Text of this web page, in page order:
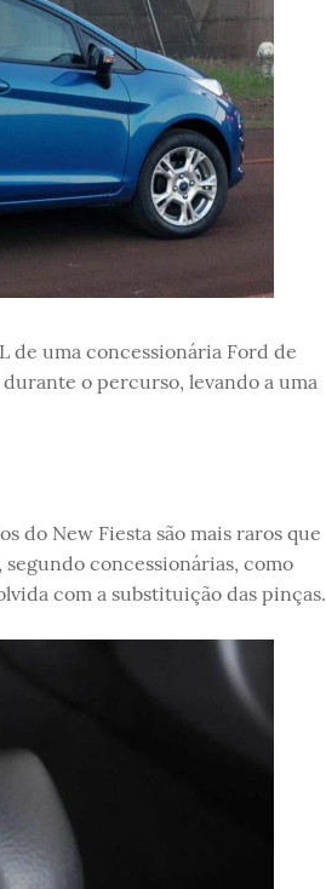
de uma concessionária Ford de
o percurso, levando a uma
do New Fiesta são mais raros que
concessionárias, como
com a substituição das pinças.